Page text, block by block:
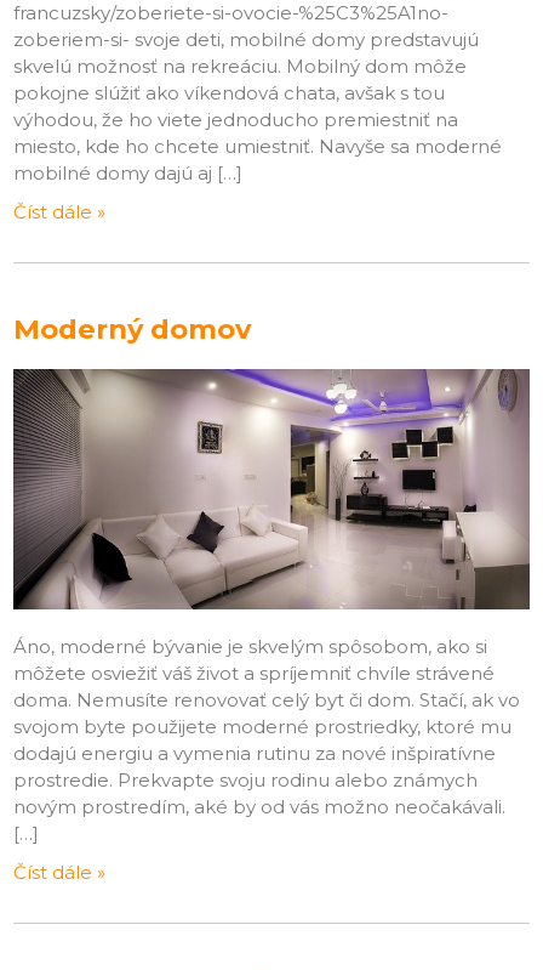
francuzsky/zoberiete-si-ovocie-%25C3%25A1no-
zoberiem-si- svoje deti, mobilné domy predstavujú
skvelú možnosť na rekreáciu. Mobilný dom môže
pokojne slúžiť ako víkendová chata, avšak s tou
výhodou, že ho viete jednoducho premiestniť na
miesto, kde ho chcete umiestniť. Navyše sa moderné
mobilné domy dajú aj […]
Číst dále »
Moderný domov
Áno, moderné bývanie je skvelým spôsobom, ako si
môžete osviežiť váš život a spríjemniť chvíle strávené
doma. Nemusíte renovovať celý byt či dom. Stačí, ak vo
svojom byte použijete moderné prostriedky, ktoré mu
dodajú energiu a vymenia rutinu za nové inšpiratívne
prostredie. Prekvapte svoju rodinu alebo známych
novým prostredím, aké by od vás možno neočakávali.
[…]
Číst dále »